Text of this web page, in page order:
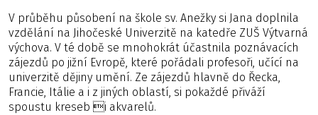
V průběhu působení na škole sv. Anežky si Jana doplnila
vzdělání na Jihočeské Univerzitě na katedře ZUŠ Výtvarná
výchova. V té době se mnohokrát účastnila poznávacích
zájezdů po jižní Evropě, které pořádali profesoři, učící na
univerzitě dějiny umění. Ze zájezdů hlavně do Řecka,
Francie, Itálie a i z jiných oblastí, si pokaždé přiváží
spoustu kreseb i akvarelů.